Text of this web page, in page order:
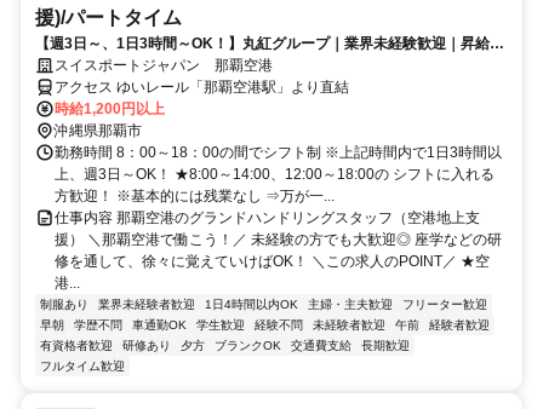
援)/パートタイム
【週3日～、1日3時間～OK！】丸紅グループ｜業界未経験歓迎｜昇給あ
り｜学生さんを中心に活躍中◎
スイスポートジャパン 那覇空港
アクセス ゆいレール「那覇空港駅」より直結
時給1,200円以上
沖縄県那覇市
勤務時間 8：00～18：00の間でシフト制 ※上記時間内で1日3時間以
上、週3日～OK！ ★8:00～14:00、12:00～18:00の シフトに入れる
方歓迎！ ※基本的には残業なし ⇒万が一...
仕事内容 那覇空港のグランドハンドリングスタッフ（空港地上支
援） ＼那覇空港で働こう！／ 未経験の方でも大歓迎◎ 座学などの研
修を通して、徐々に覚えていけばOK！ ＼この求人のPOINT／ ★空
港...
制服あり 業界未経験者歓迎 1日4時間以内OK 主婦・主夫歓迎
フリーター歓迎
早朝
学歴不問 車通勤OK 学生歓迎 経験不問 未経験者歓迎 午前
経験者歓迎
有資格者歓迎
研修あり 夕方 ブランクOK 交通費支給
長期歓迎
フルタイム歓迎